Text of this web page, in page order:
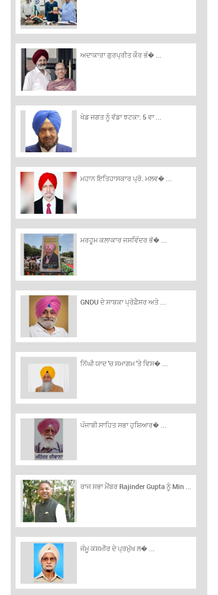
ਅਦਾਕਾਰਾ ਗੁਰਪ੍ਰੀਤ ਕੌਰ ਭੰ� ...
ਖੇਡ ਜਗਤ ਨੂੰ ਵੱਡਾ ਝਟਕਾ: 5 ਵਾ ...
ਮਹਾਨ ਇਤਿਹਾਸਕਾਰ ਪ੍ਰੋ. ਮਲਵ� ...
ਮਰਹੂਮ ਕਲਾਕਾਰ ਜਸਵਿੰਦਰ ਭੱ� ...
GNDU ਦੇ ਸਾਬਕਾ ਪ੍ਰੋਫ਼ੈਸਰ ਅਤੇ ...
ਨਿੱਘੀ ਯਾਦ 'ਚ ਸਮਾਗਮ 'ਤੇ ਵਿਸ� ...
ਪੰਜਾਬੀ ਸਾਹਿਤ ਸਭਾ ਹੁਸ਼ਿਆਰ� ...
ਰਾਜ ਸਭਾ ਮੈਂਬਰ Rajinder Gupta ਨੂੰ Min ...
ਜੰਮੂ ਕਸ਼ਮੀਰ ਦੇ ਪ੍ਰਮੁੱਖ ਲ� ...